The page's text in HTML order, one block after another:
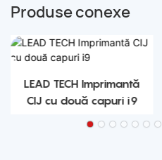
Produse conexe
LEAD TECH Imprimantă
CIJ cu două capuri i9